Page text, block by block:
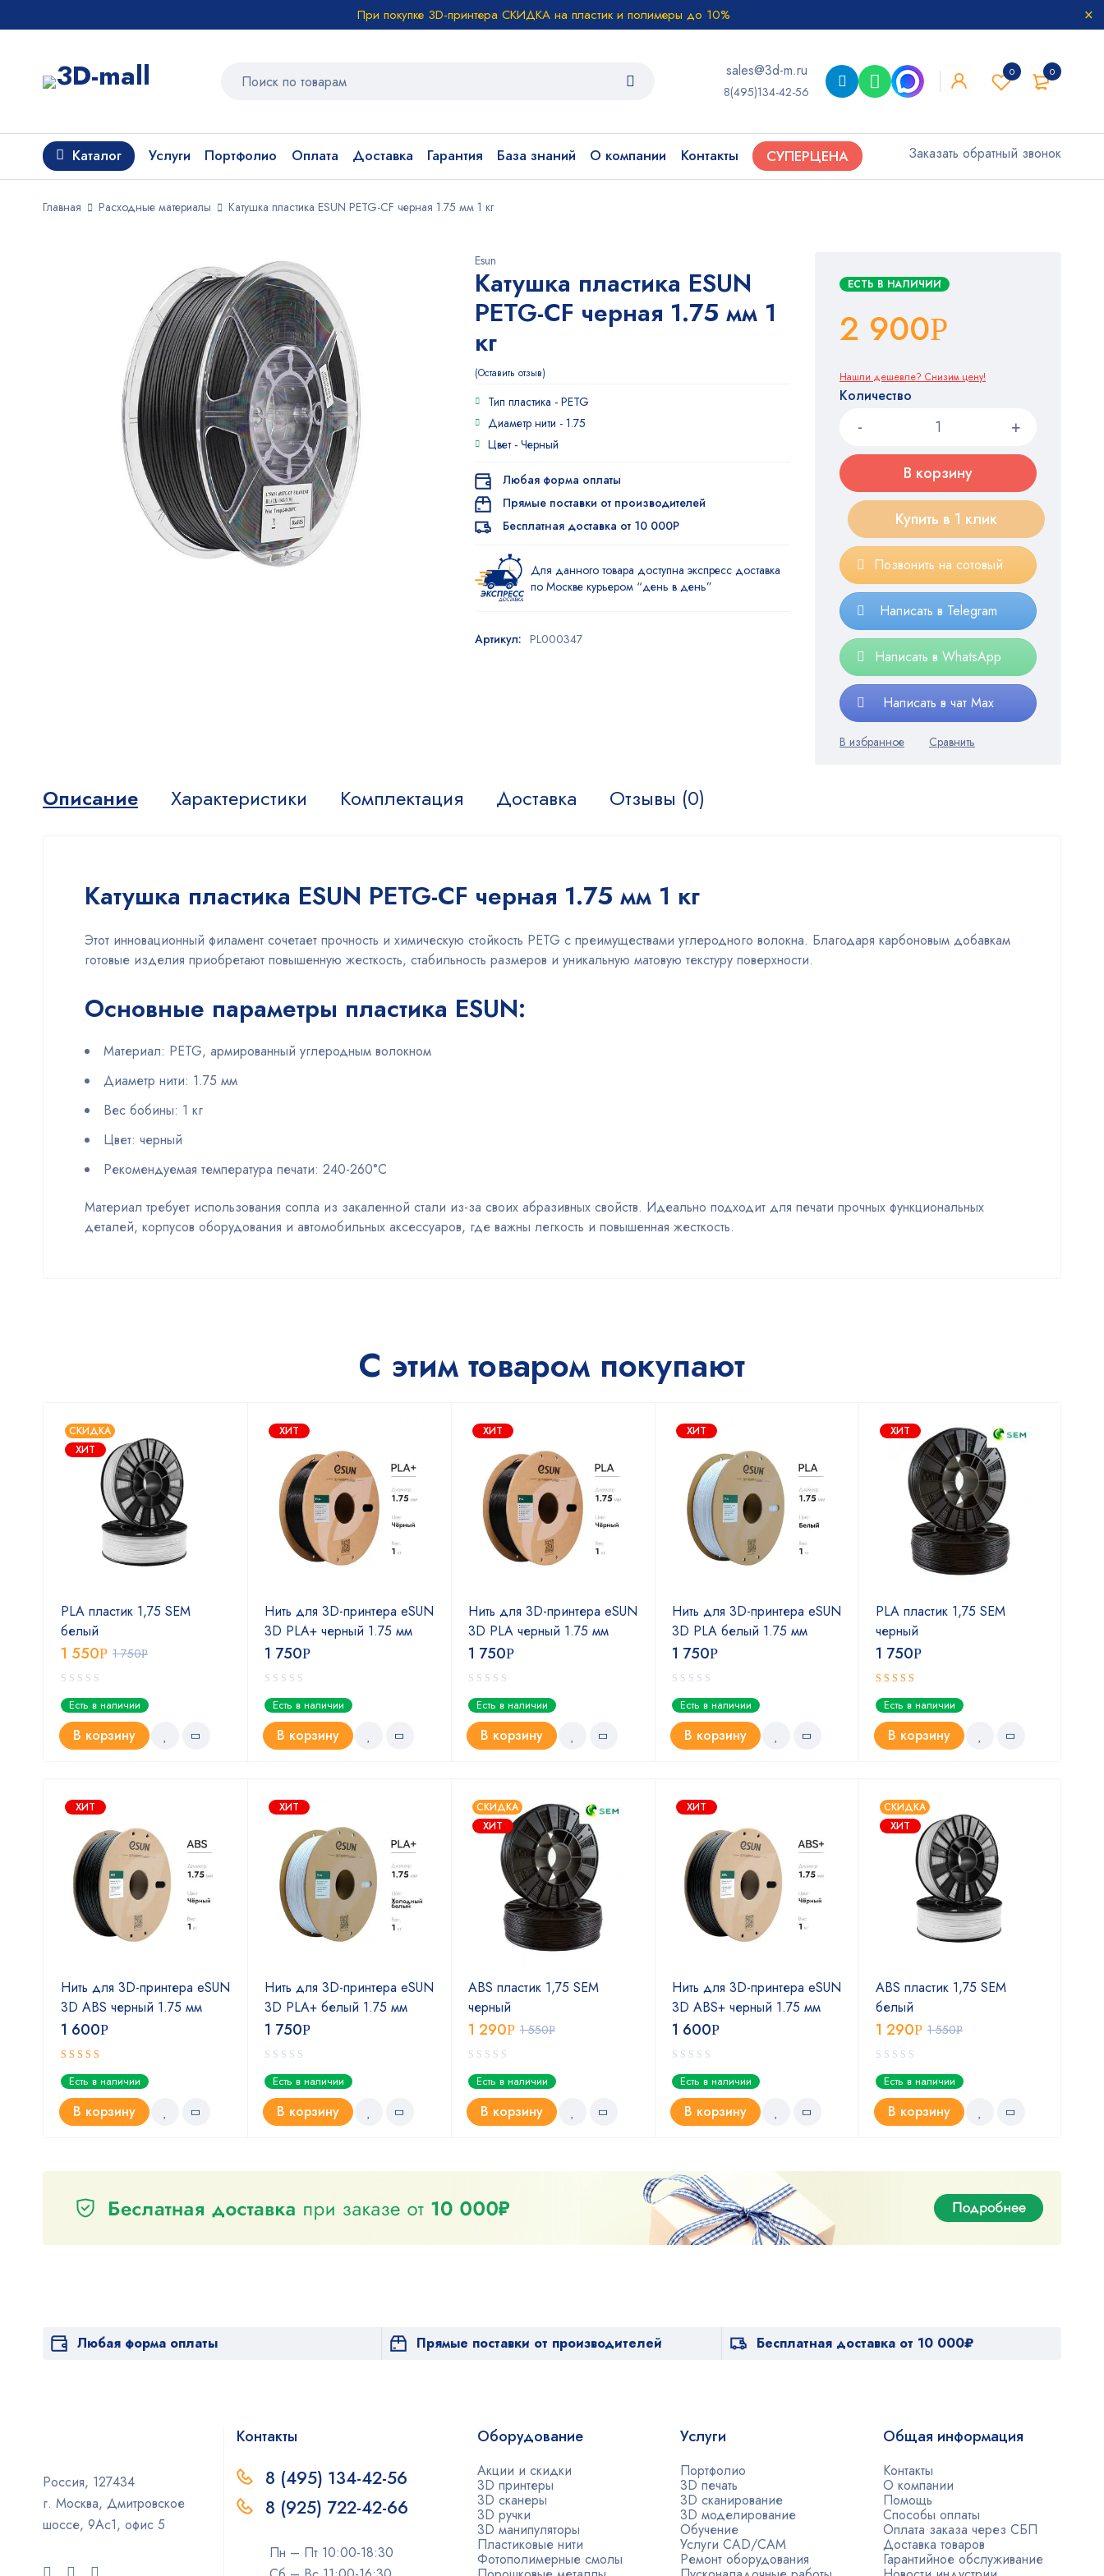
При покупке 3D-принтера СКИДКА на пластик и полимеры до 10%
0
0
sales@3d-m.ru
8(495)134-42-56
Каталог Услуги Портфолио Оплата Доставка Гарантия База знаний О компании Контакты СУПЕРЦЕНА Заказать обратный звонок
Главная Расходные материалы Катушка пластика ESUN PETG-CF черная 1.75 мм 1 кг
Esun
Катушка пластика ESUN
PETG-CF черная 1.75 мм 1
кг
Оставить отзыв
Тип пластика - PETG
Диаметр нити - 1.75
Цвет - Черный
ЕСТЬ В НАЛИЧИИ
2 900Р
Нашли дешевле? Снизим цену!
Количество
В корзину
Купить в 1 клик
Позвонить на сотовый
Написать в Telegram
Написать в WhatsApp
Написать в чат Max
Любая форма оплаты
Прямые поставки от производителей
Бесплатная доставка от 10 000Р
Для данного товара доступна экспресс доставка
по Москве курьером “день в день”
Артикул: PL000347
Описание Характеристики Комплектация Доставка Отзывы (0)
Катушка пластика ESUN PETG-CF черная 1.75 мм 1 кг
Этот инновационный филамент сочетает прочность и химическую стойкость PETG с преимуществами углеродного волокна. Благодаря карбоновым добавкам
готовые изделия приобретают повышенную жесткость, стабильность размеров и уникальную матовую текстуру поверхности.
Основные параметры пластика ESUN:
Материал: PETG, армированный углеродным волокном
Диаметр нити: 1.75 мм
Вес бобины: 1 кг
Цвет: черный
Рекомендуемая температура печати: 240-260°C
Материал требует использования сопла из закаленной стали из-за своих абразивных свойств. Идеально подходит для печати прочных функциональных
деталей, корпусов оборудования и автомобильных аксессуаров, где важны легкость и повышенная жесткость.
С этим товаром покупают
СКИДКА
ХИТ
PLA пластик 1,75 SEM
белый
1 750Р
1 550Р
Есть в наличии
В корзину
ХИТ
Нить для 3D-принтера eSUN
3D PLA+ черный 1.75 мм
1 750Р
Есть в наличии
В корзину
ХИТ
Нить для 3D-принтера eSUN
3D PLA черный 1.75 мм
1 750Р
Есть в наличии
В корзину
ХИТ
Нить для 3D-принтера eSUN
3D PLA белый 1.75 мм
1 750Р
Есть в наличии
В корзину
ХИТ
PLA пластик 1,75 SEM
черный
1 750Р
Оценка
5.00из 5
Есть в наличии
В корзину
ХИТ
Нить для 3D-принтера eSUN
3D ABS черный 1.75 мм
1 600Р
Оценка
5.00из 5
Есть в наличии
В корзину
ХИТ
Нить для 3D-принтера eSUN
3D PLA+ белый 1.75 мм
1 750Р
Есть в наличии
В корзину
СКИДКА
ХИТ
ABS пластик 1,75 SEM
черный
1 550Р
1 290Р
Есть в наличии
В корзину
ХИТ
Нить для 3D-принтера eSUN
3D ABS+ черный 1.75 мм
1 600Р
Есть в наличии
В корзину
СКИДКА
ХИТ
ABS пластик 1,75 SEM
белый
1 550Р
1 290Р
Есть в наличии
В корзину
Любая форма оплаты Прямые поставки от производителей Бесплатная доставка от 10 000₽
Россия, 127434
г. Москва, Дмитровское
шоссе, 9Ас1, офис 5
Контакты
8 (495) 134-42-56
8 (925) 722-42-66
Пн – Пт 10:00-18:30
Оборудование
Акции и скидки
3D принтеры
3D сканеры
3D ручки
3D манипуляторы
Пластиковые нити
Фотополимерные смолы
Услуги
Портфолио
3D печать
3D сканирование
3D моделирование
Обучение
Услуги CAD/CAM
Ремонт оборудования
Общая информация
Контакты
О компании
Помощь
Способы оплаты
Оплата заказа через СБП
Доставка товаров
Гарантийное обслуживание